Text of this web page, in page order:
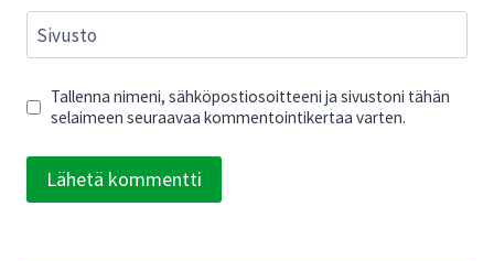
Sivusto
Tallenna nimeni, sähköpostiosoitteeni ja sivustoni tähän
selaimeen seuraavaa kommentointikertaa varten.